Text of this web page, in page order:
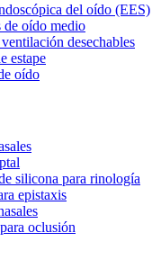
del oído (EES)
de oído medio
desechables
estape
oído
silicona para rinología
epistaxis
oclusión